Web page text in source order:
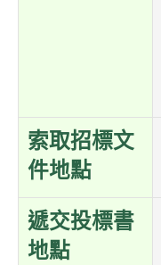
索取招標文
件地點
遞交投標書
地點